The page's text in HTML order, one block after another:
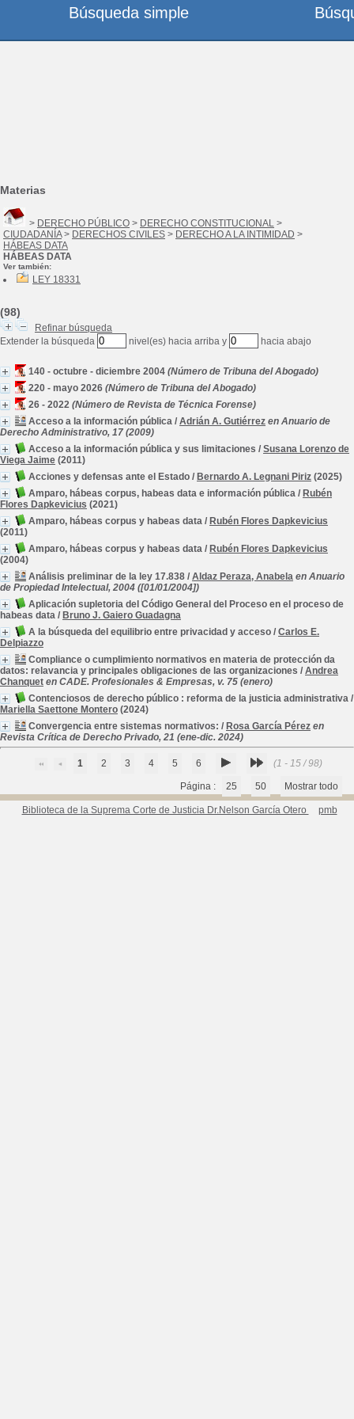
Materias
> DERECHO PÚBLICO > DERECHO CONSTITUCIONAL >
CIUDADANÍA> DERECHOS CIVILES > DERECHO A LA INTIMIDAD >
HÁBEAS DATA
HÁBEAS DATA
Ver también:
LEY 18331
(98)
Refinar búsqueda
Extender la búsqueda
nivel(es) hacia arriba y hacia abajo
140 - octubre - diciembre 2004 (Número de Tribuna del Abogado)
220 - mayo 2026 (Número de Tribuna del Abogado)
26 - 2022 (Número de Revista de Técnica Forense)
Acceso a la información pública / Adrián A. Gutiérrez en Anuario de
Derecho Administrativo, 17 (2009)
Acceso a la información pública y sus limitaciones / Susana Lorenzo de
Viega Jaime (2011)
Acciones y defensas ante el Estado / Bernardo A. Legnani Piriz (2025)
Amparo, hábeas corpus, habeas data e información pública / Rubén
Flores Dapkevicius (2021)
Amparo, hábeas corpus y habeas data / Rubén Flores Dapkevicius
(2011)
Amparo, hábeas corpus y habeas data / Rubén Flores Dapkevicius
(2004)
Análisis preliminar de la ley 17.838 / Aldaz Peraza, Anabela en Anuario
de Propiedad Intelectual, 2004 ([01/01/2004])
Aplicación supletoria del Código General del Proceso en el proceso de
habeas data / Bruno J. Gaiero Guadagna
A la búsqueda del equilibrio entre privacidad y acceso / Carlos E.
Delpiazzo
Compliance o cumplimiento normativos en materia de protección da
datos: relavancia y principales obligaciones de las organizaciones / Andrea
Chanquet en CADE. Profesionales & Empresas, v. 75 (enero)
Contenciosos de derecho público : reforma de la justicia administrativa /
Mariella Saettone Montero (2024)
Convergencia entre sistemas normativos: / Rosa García Pérez en
Revista Crítica de Derecho Privado, 21 (ene-dic. 2024)
1 2 3 4 5 6 (1 - 15 / 98)
Página : 25 50 Mostrar todo
Biblioteca de la Suprema Corte de Justicia Dr.Nelson García Otero pmb
Búsqueda simple